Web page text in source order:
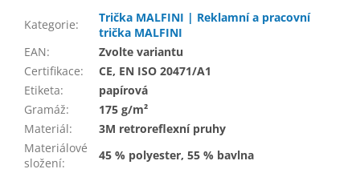
Kategorie:
Trička MALFINI | Reklamní a pracovní
trička MALFINI
EAN:
Zvolte variantu
Certifikace:
CE, EN ISO 20471/A1
Etiketa:
papírová
Gramáž:
175 g/m²
Materiál:
3M retroreflexní pruhy
Materiálové
složení:
45 % polyester, 55 % bavlna